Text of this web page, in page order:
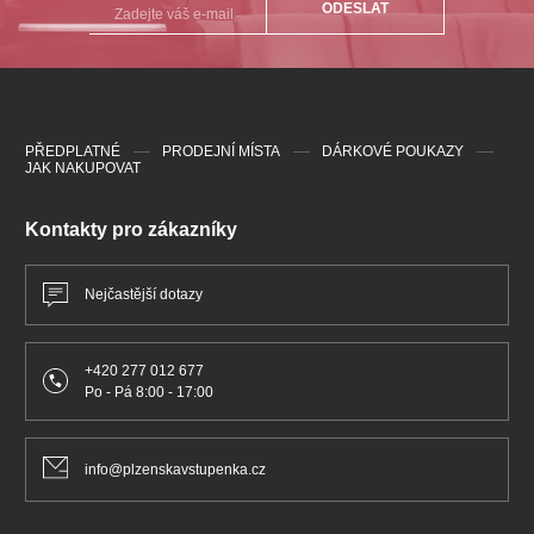
ODESLAT
Kontakty pro zákazníky
Nejčastější dotazy
+420 277 012 677
Po - Pá 8:00 - 17:00
info@plzenskavstupenka.cz
PŘEDPLATNÉ PRODEJNÍ MÍSTA
DÁRKOVÉ POUKAZY
JAK NAKUPOVAT